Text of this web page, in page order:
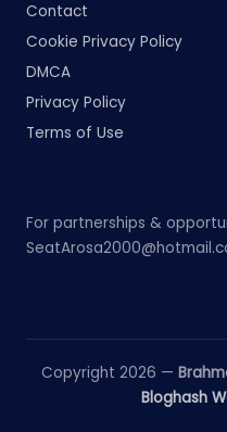
Contact
Cookie Privacy Policy
DMCA
Privacy Policy
Terms of Use
For partnerships &
Copyright 2026 —
Bloghash